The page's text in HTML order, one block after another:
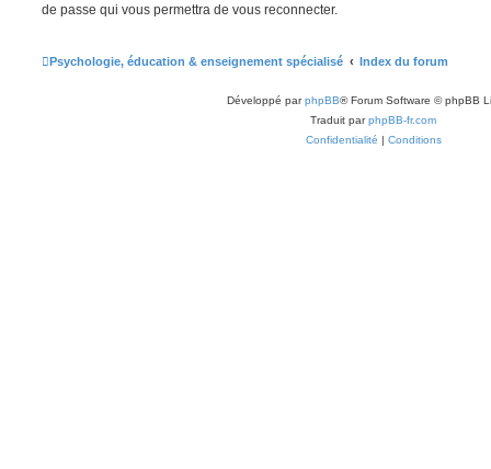
de passe qui vous permettra de vous reconnecter.
Psychologie, éducation & enseignement spécialisé Index du forum
Développé parphpBB® Forum Software © phpBB
Traduit parphpBB-fr.com
Confidentialité | Conditions